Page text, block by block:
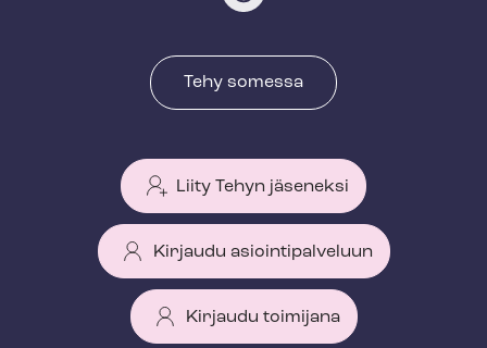
Tehy somessa
Liity Tehyn jäseneksi
Kirjaudu asiointipalveluun
Kirjaudu toimijana